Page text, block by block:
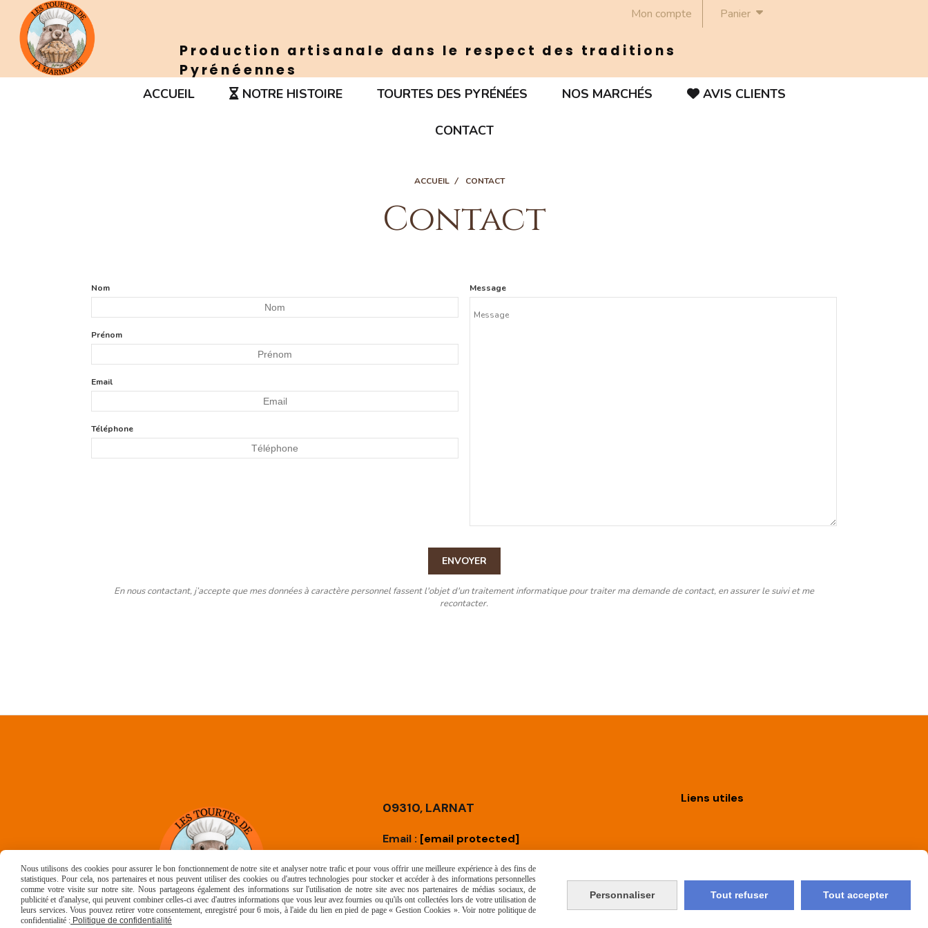
Production artisanale dans le respect des traditions
Pyrénéennes
Mon compte Panier
ACCUEIL NOTRE HISTOIRE TOURTES DES PYRÉNÉES NOS MARCHÉS AVIS CLIENTS
CONTACT
ACCUEIL CONTACT
Contact
Nom
Prénom
Email
Téléphone
Message
ENVOYER
En nous contactant, j’accepte que mes données à caractère personnel fassent l'objet d'un traitement informatique pour traiter ma demande de contact, en assurer le suivi et me
recontacter.
09310, LARNAT
Email : [email protected]
Téléphone : 06 73 45 77 09
Liens utiles
Nous contacter
Panneau de gestion des cookies
Nous utilisons des cookies pour assurer le bon fonctionnement de notre site et analyser notre trafic et pour vous offrir une meilleure expérience à des fins de
statistiques. Pour cela, nos partenaires et nous peuvent utiliser des cookies ou d'autres technologies pour stocker et accéder à des informations personnelles
comme votre visite sur notre site. Nous partageons également des informations sur l'utilisation de notre site avec nos partenaires de médias sociaux, de
publicité et d'analyse, qui peuvent combiner celles-ci avec d'autres informations que vous leur avez fournies ou qu'ils ont collectées lors de votre utilisation de
leurs services. Vous pouvez retirer votre consentement, enregistré pour 6 mois, à l'aide du lien en pied de page « Gestion Cookies ». Voir notre politique de
confidentialité : Politique de confidentialité
Personnaliser Tout refuser Tout accepter